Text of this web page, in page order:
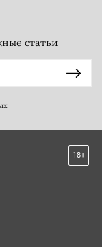
статьи
18+